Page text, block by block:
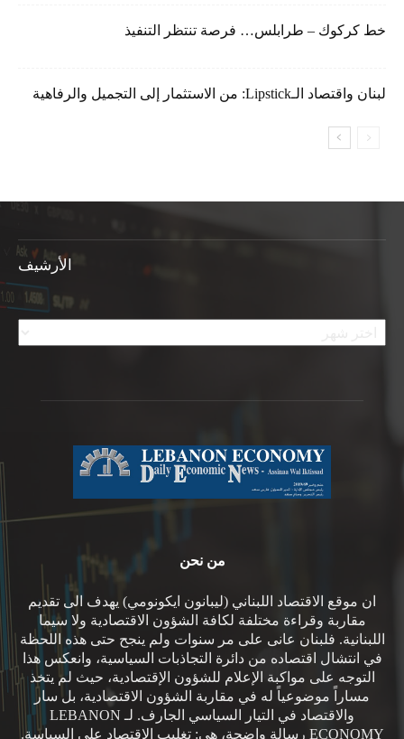
خط كركوك – طرابلس… فرصة تنتظر التنفيذ
لبنان واقتصاد الـLipstick: من الاستثمار إلى التجميل والرفاهية
الأرشيف
الأرشيف
من نحن
ان موقع الاقتصاد اللبناني (ليبانون ايكونومي) يهدف الى تقديم
مقاربة وقراءة مختلفة لكافة الشؤون الاقتصادية ولا سيما
اللبنانية. فلبنان عانى على مر سنوات ولم ينجح حتى هذه اللحظة
في انتشال اقتصاده من دائرة التجاذبات السياسية، وانعكس هذا
التوجه على مواكبة الإعلام للشؤون الإقتصادية، حيث لم يتخذ
مساراً موضوعياً له في مقاربة الشؤون الاقتصادية، بل سار
والاقتصاد في التيار السياسي الجارف. لـ LEBANON
ECONOMY رسالة واضحة، هي: تغليب الاقتصاد على السياسة.